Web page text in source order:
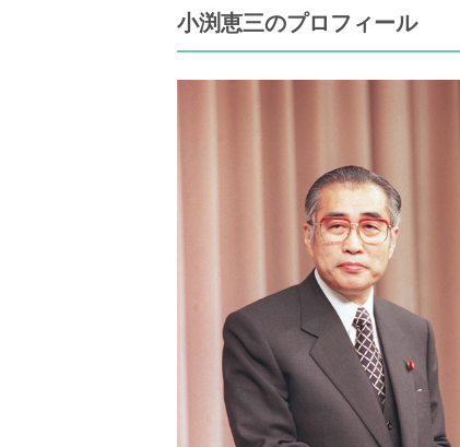
小渕恵三のプロフィール